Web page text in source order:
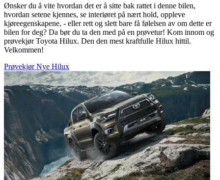
Ønsker du å vite hvordan det er å sitte bak rattet i denne bilen,
hvordan setene kjennes, se interiøret på nært hold, oppleve
kjøreegenskapene, - eller rett og slett bare få følelsen av om dette er
bilen for deg? Da bør du ta den med på en prøvetur! Kom innom og
prøvekjør Toyota Hilux. Den den mest kraftfulle Hilux hittil.
Velkommen!
Prøvekjør Nye Hilux